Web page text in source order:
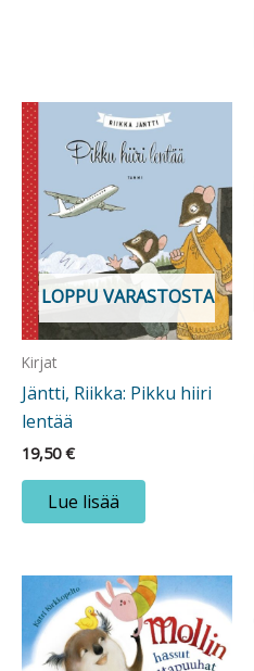
LOPPU VARASTOSTA
Kirjat
Jäntti, Riikka: Pikku hiiri
lentää
19,50€
Lue lisää